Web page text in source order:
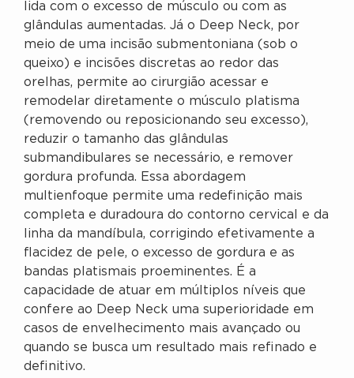
lida com o excesso de músculo ou com as
glândulas aumentadas. Já o Deep Neck, por
meio de uma incisão submentoniana (sob o
queixo) e incisões discretas ao redor das
orelhas, permite ao cirurgião acessar e
remodelar diretamente o músculo platisma
(removendo ou reposicionando seu excesso),
reduzir o tamanho das glândulas
submandibulares se necessário, e remover
gordura profunda. Essa abordagem
multienfoque permite uma redefinição mais
completa e duradoura do contorno cervical e da
linha da mandíbula, corrigindo efetivamente a
flacidez de pele, o excesso de gordura e as
bandas platismais proeminentes. É a
capacidade de atuar em múltiplos níveis que
confere ao Deep Neck uma superioridade em
casos de envelhecimento mais avançado ou
quando se busca um resultado mais refinado e
definitivo.